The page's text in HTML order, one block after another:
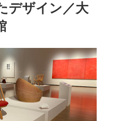
デザイン／大